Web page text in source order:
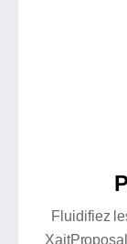
Fluidifiez